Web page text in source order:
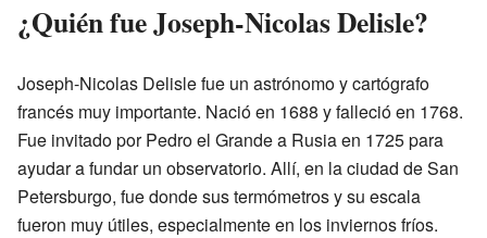
¿Quién fue Joseph-Nicolas Delisle?
Joseph-Nicolas Delisle fue un astrónomo y cartógrafo
francés muy importante. Nació en 1688 y falleció en 1768.
Fue invitado por Pedro el Grande a Rusia en 1725 para
ayudar a fundar un observatorio. Allí, en la ciudad de San
Petersburgo, fue donde sus termómetros y su escala
fueron muy útiles, especialmente en los inviernos fríos.